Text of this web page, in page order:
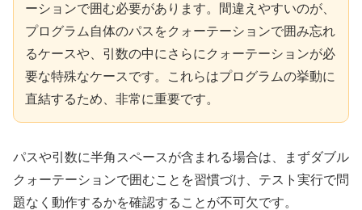
ーションで囲む必要があります。間違えやすいのが、
プログラム自体のパスをクォーテーションで囲み忘れ
るケースや、引数の中にさらにクォーテーションが必
要な特殊なケースです。これらはプログラムの挙動に
直結するため、非常に重要です。
パスや引数に半角スペースが含まれる場合は、まずダブル
クォーテーションで囲むことを習慣づけ、テスト実行で問
題なく動作するかを確認することが不可欠です。